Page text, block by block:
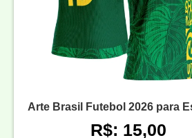
Arte Brasil Futebol 2026 para
R$: 15,00